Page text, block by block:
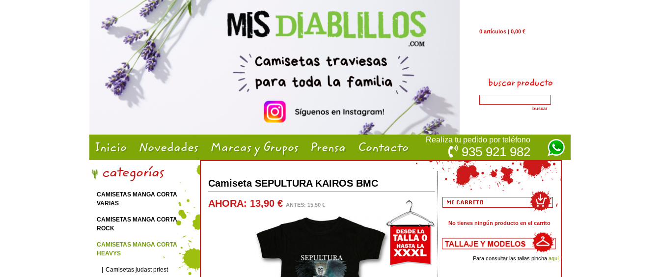
0 artículos | 0,00 €
Inicio Novedades Marcas y Grupos Prensa Contacto
Realiza tu pedido por teléfono
935 921 982
Camiseta SEPULTURA KAIROS BMC
AHORA: 13,90 € ANTES: 15,50 €
No tienes ningún producto en el carrito
Para consultar las tallas pincha aquí
CAMISETAS MANGA CORTA
VARIAS
CAMISETAS MANGA CORTA
ROCK
CAMISETAS MANGA CORTA
HEAVYS
Camisetas judast priest